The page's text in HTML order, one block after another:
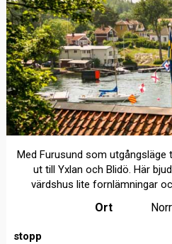
Med Furusund som
ut till Yxlan och Blidö. Här
värdshus lite fornlämningar
Ort
stopp